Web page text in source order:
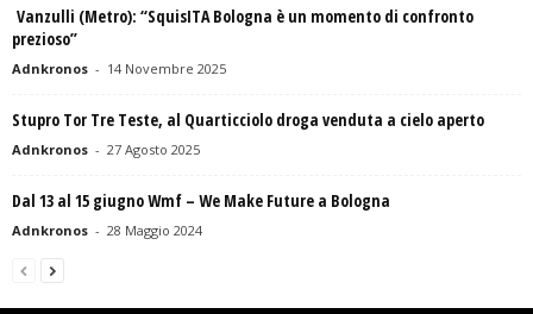
Vanzulli (Metro): “SquisITA Bologna è un momento di confronto
prezioso”
Adnkronos - 14 Novembre 2025
Stupro Tor Tre Teste, al Quarticciolo droga venduta a cielo aperto
Adnkronos - 27 Agosto 2025
Dal 13 al 15 giugno Wmf – We Make Future a Bologna
Adnkronos - 28 Maggio 2024